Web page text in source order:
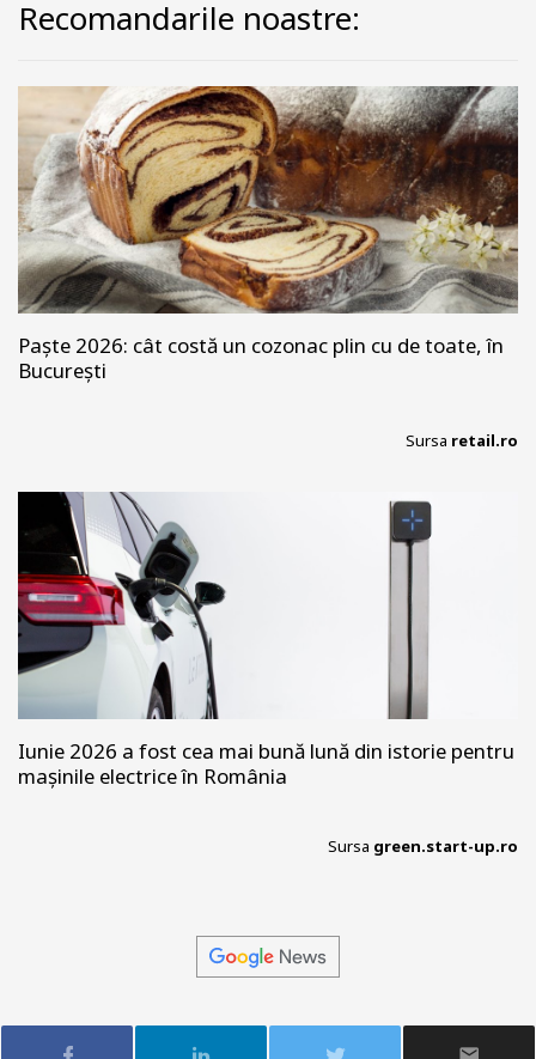
Recomandarile noastre:
Paște 2026: cât costă un cozonac plin cu de toate, în
București
Sursa retail.ro
Iunie 2026 a fost cea mai bună lună din istorie pentru
mașinile electrice în România
Sursa green.start-up.ro